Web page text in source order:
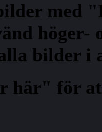
med
bilder i
här" för